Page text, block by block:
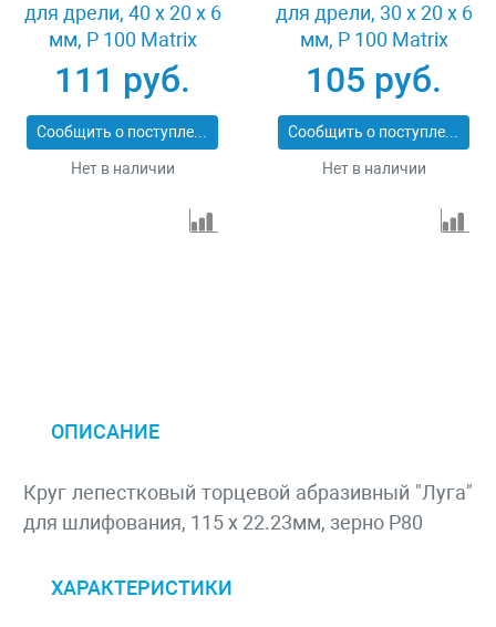
для дрели, 40 х 20 х 6
мм, P 100 Matrix
74168
111 руб.
Сообщить о поступлении
Нет в наличии
для дрели, 30 х 20 х 6
мм, P 100 Matrix
74161
105 руб.
Сообщить о поступлении
Нет в наличии
ОПИСАНИЕ
Круг лепестковый торцевой абразивный "Луга"
для шлифования, 115 х 22.23мм, зерно P80
ХАРАКТЕРИСТИКИ